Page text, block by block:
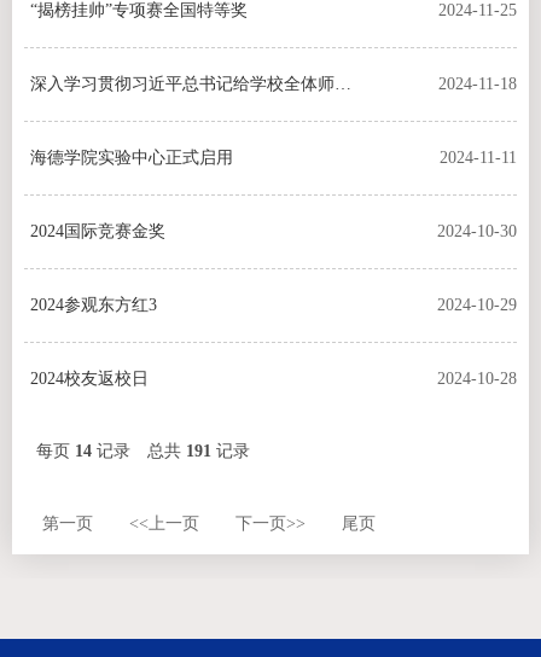
“揭榜挂帅”专项赛全国特等奖 2024-11-25
深入学习贯彻习近平总书记给学校全体师生重要回信精神 2024-11-18
海德学院实验中心正式启用 2024-11-11
2024国际竞赛金奖 2024-10-30
2024参观东方红3 2024-10-29
2024校友返校日 2024-10-28
每页 14 记录 总共 191 记录
第一页 <<上一页 下一页>> 尾页